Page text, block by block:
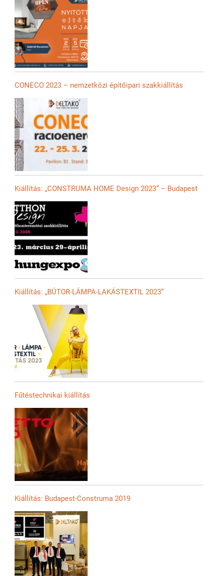
CONECO 2023 – nemzetközi építőipari szakkiállítás
Kiállítás: „CONSTRUMA HOME Design 2023“ – Budapest
Kiállítás: „BÚTOR-LÁMPA-LAKÁSTEXTIL 2023“
Fűtéstechnikai kiállítás
Kiállítás: Budapest-Construma 2019